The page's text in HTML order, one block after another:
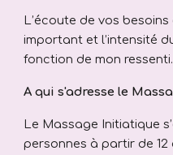
L’écoute de vos
important et l’intensité
fonction de mon ressenti.
A qui s'adresse le
Le Massage Initiatique
personnes à partir de 12